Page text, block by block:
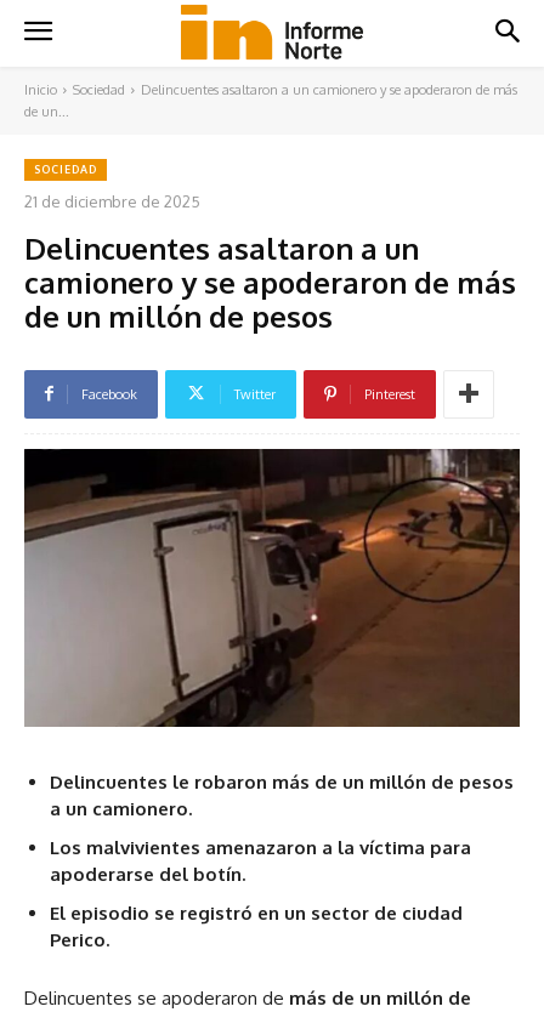
Inicio Sociedad
Delincuentes asaltaron a un camionero y se apoderaron de más
de un...
SOCIEDAD
21 de diciembre de 2025
Delincuentes asaltaron a un
camionero y se apoderaron de más
de un millón de pesos
Facebook Twitter Pinterest
Delincuentes le robaron más de un millón de pesos
a un camionero.
Los malvivientes amenazaron a la víctima para
apoderarse del botín.
El episodio se registró en un sector de ciudad
Perico.
Delincuentes se apoderaron de más de un millón de